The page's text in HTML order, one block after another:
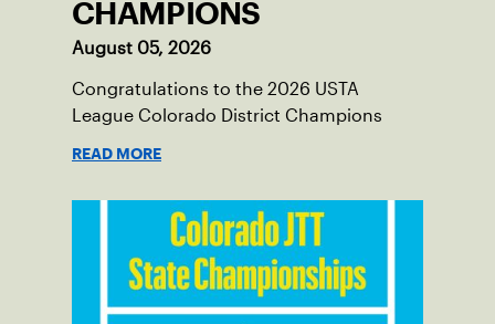
CHAMPIONS
August 05, 2026
Congratulations to the 2026 USTA
League Colorado District Champions
READ MORE